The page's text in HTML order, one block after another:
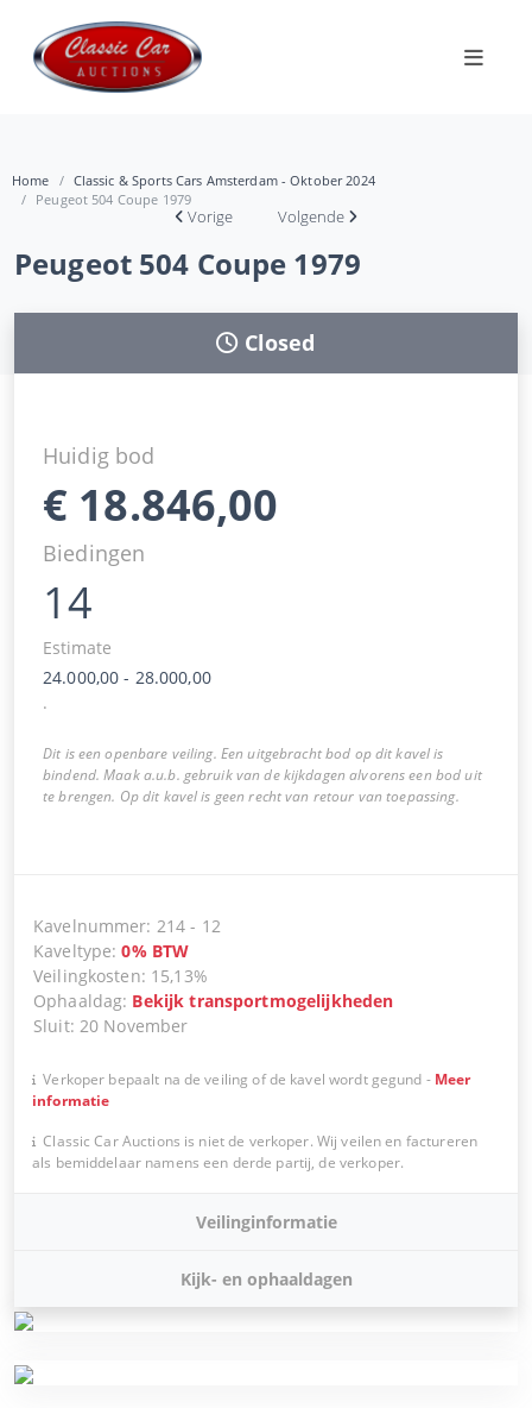
Home
Classic & Sports Cars Amsterdam - Oktober 2024
Peugeot 504 Coupe 1979
Vorige Volgende
Peugeot 504 Coupe 1979
Closed
Huidig bod
€ 18.846,00
Biedingen
14
Estimate
24.000,00 - 28.000,00
.
Dit is een openbare veiling. Een uitgebracht bod op dit kavel is
bindend. Maak a.u.b. gebruik van de kijkdagen alvorens een bod uit
te brengen. Op dit kavel is geen recht van retour van toepassing.
Kavelnummer: 214 - 12
Kaveltype:0% BTW
Veilingkosten: 15,13%
Ophaaldag: Bekijk transportmogelijkheden
Sluit: 20 November
Verkoper bepaalt na de veiling of de kavel wordt gegund - Meer
informatie
Classic Car Auctions is niet de verkoper. Wij veilen en factureren
als bemiddelaar namens een derde partij, de verkoper.
Veilinginformatie
Kijk- en ophaaldagen